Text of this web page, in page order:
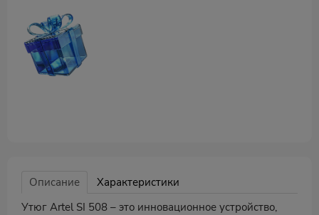
Описание
Характеристики
Утюг Artel SI 508 – это инновационное устройство,